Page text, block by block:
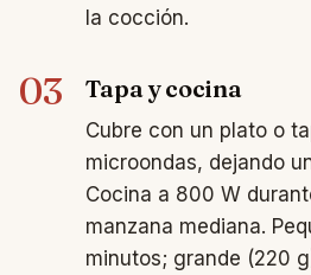
la cocción.
03 Tapa y cocina
Cubre con un plato o
microondas, dejando
Cocina a 800 W
manzana mediana.
minutos; grande (220